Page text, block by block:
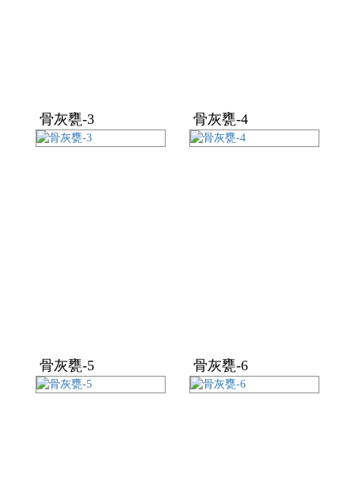
骨灰甕-3 骨灰甕-4
骨灰甕-5 骨灰甕-6